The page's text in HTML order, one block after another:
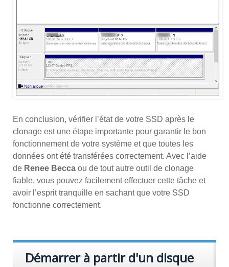
En conclusion, vérifier l’état de votre SSD après le
clonage est une étape importante pour garantir le bon
fonctionnement de votre système et que toutes les
données ont été transférées correctement. Avec l’aide
de Renee Becca ou de tout autre outil de clonage
fiable, vous pouvez facilement effectuer cette tâche et
avoir l’esprit tranquille en sachant que votre SSD
fonctionne correctement.
Démarrer à partir d'un disque